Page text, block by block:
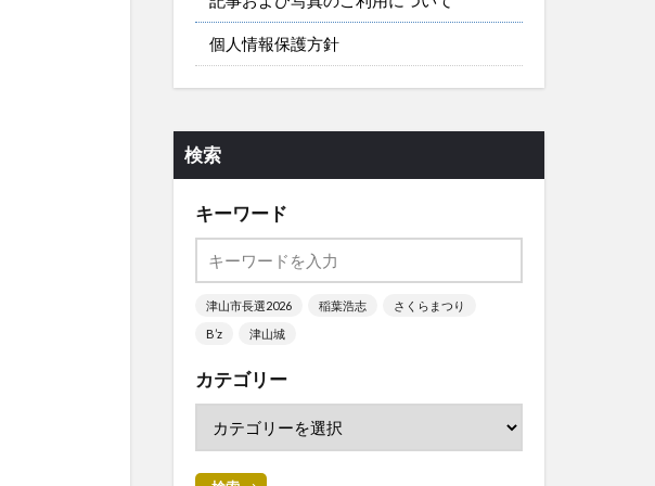
個人情報保護方針
検索
キーワード
津山市長選2026 稲葉浩志
さくらまつり
B’z
津山城
カテゴリー